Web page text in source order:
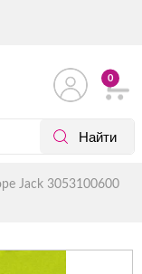
0
Jack 3053100600